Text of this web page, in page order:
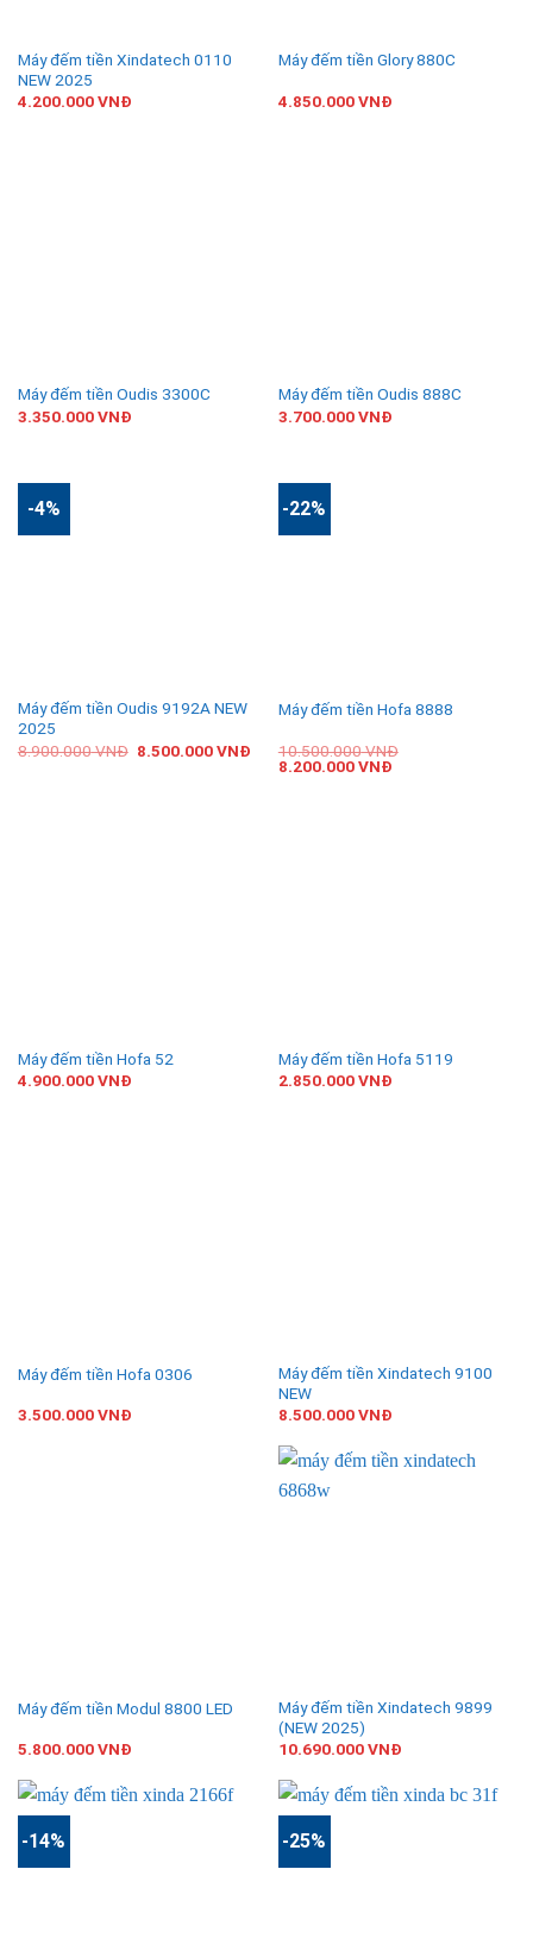
Máy đếm tiền Xindatech 0110
NEW 2025
4.200.000VNĐ
Máy đếm tiền Glory 880C
4.850.000VNĐ
Máy đếm tiền Oudis 3300C
3.350.000VNĐ
Máy đếm tiền Oudis 888C
3.700.000VNĐ
-4%
Máy đếm tiền Oudis 9192A NEW
2025
8.900.000VNĐ 8.500.000VNĐ
-22%
Máy đếm tiền Hofa 8888
10.500.000VNĐ
8.200.000VNĐ
Máy đếm tiền Hofa 52
4.900.000VNĐ
Máy đếm tiền Hofa 5119
2.850.000VNĐ
Máy đếm tiền Hofa 0306
3.500.000VNĐ
Máy đếm tiền Xindatech 9100
NEW
8.500.000VNĐ
Máy đếm tiền Modul 8800 LED
5.800.000VNĐ
Máy đếm tiền Xindatech 9899
(NEW 2025)
10.690.000VNĐ
-14% -25%